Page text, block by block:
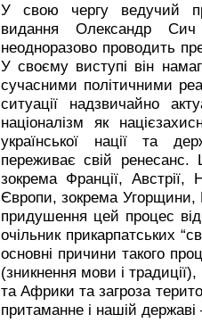
У свою чергу ведучий
видання Олександр
неодноразово проводить
У своєму виступі він
сучасними політичними
ситуації надзвичайно
націоналізм як
української нації та
переживає свій
зокрема Франції, Австрії,
Європи, зокрема Угорщини,
придушення цей процес
очільник прикарпатських
основні причини такого
(зникнення мови і традиції),
та Африки та загроза
притаманне і нашій